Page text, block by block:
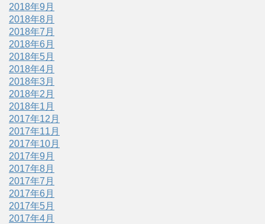
2018年9月
2018年8月
2018年7月
2018年6月
2018年5月
2018年4月
2018年3月
2018年2月
2018年1月
2017年12月
2017年11月
2017年10月
2017年9月
2017年8月
2017年7月
2017年6月
2017年5月
2017年4月